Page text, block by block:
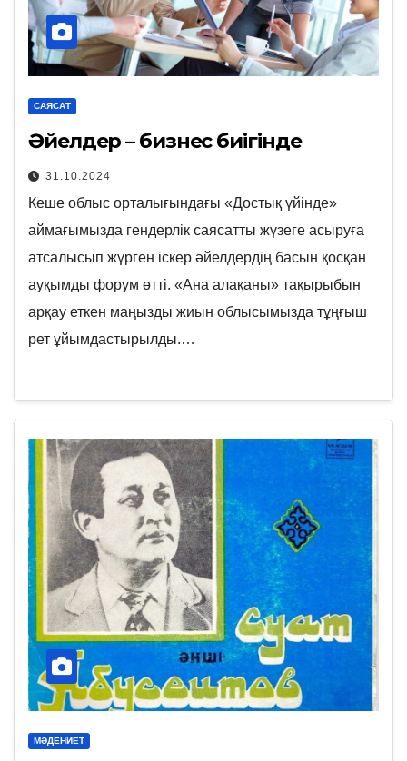
САЯСАТ
Әйелдер – бизнес биігінде
31.10.2024
Кеше облыс орталығындағы «Достық үйінде»
аймағымызда гендерлік саясатты жүзеге асыруға
атсалысып жүрген іскер әйелдердің басын қосқан
ауқымды форум өтті. «Ана алақаны» тақырыбын
арқау еткен маңызды жиын облысымызда тұңғыш
рет ұйымдастырылды.…
МӘДЕНИЕТ